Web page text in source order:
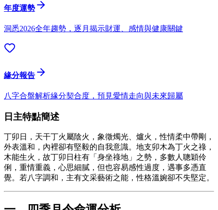
年度運勢
洞悉2026全年趨勢，逐月揭示財運、感情與健康關鍵
緣分報告
八字合盤解析緣分契合度，預見愛情走向與未來歸屬
日主特點簡述
丁卯日，天干丁火屬陰火，象徵燭光、爐火，性情柔中帶剛，
外表溫和，內裡卻有堅毅的自我意識。地支卯木為丁火之祿，
木能生火，故丁卯日柱有「身坐祿地」之勢，多數人聰穎伶
俐，重情重義，心思細膩，但也容易感性過度，遇事多憑直
覺。若八字調和，主有文采藝術之能，性格溫婉卻不失堅定。